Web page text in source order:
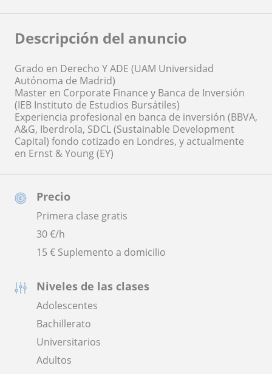
Precio
Primera clase gratis
30€/h
15 € Suplemento a domicilio
Niveles de las clases
Adolescentes
Bachillerato
Universitarios
Adultos
Descripción del anuncio
Grado en Derecho Y ADE (UAM Universidad
Autónoma de Madrid)
Master en Corporate Finance y Banca de Inversión
(IEB Instituto de Estudios Bursátiles)
Experiencia profesional en banca de inversión (BBVA,
A&G, Iberdrola, SDCL (Sustainable Development
Capital) fondo cotizado en Londres, y actualmente
en Ernst & Young (EY)